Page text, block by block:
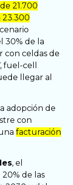
21.700
23.300
30% de la
con celdas de
fuel-cell
llegar al
adopción de
con
facturación
, el
de las